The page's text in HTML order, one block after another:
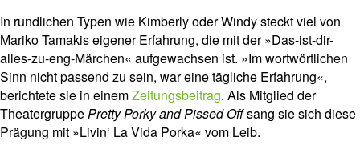
In rundlichen Typen wie Kimberly oder Windy steckt viel von
Mariko Tamakis eigener Erfahrung, die mit der »Das-ist-dir-
alles-zu-eng-Märchen« aufgewachsen ist. »Im wortwörtlichen
Sinn nicht passend zu sein, war eine tägliche Erfahrung«,
berichtete sie in einemZeitungsbeitrag. Als Mitglied der
TheatergruppePretty Porky and Pissed Offsang sie sich diese
Prägung mit »Livin‘ La Vida Porka« vom Leib.